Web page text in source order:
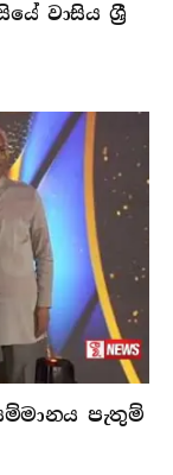
වාසිය ශ්‍රී
පැතුම්